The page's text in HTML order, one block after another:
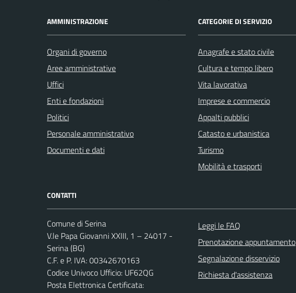
AMMINISTRAZIONE
Organi di governo
Aree amministrative
Uffici
Enti e fondazioni
Politici
Personale amministrativo
Documenti e dati
CATEGORIE DI SERVIZIO
Anagrafe e stato civile
Cultura e tempo libero
Vita lavorativa
Imprese e commercio
Appalti pubblici
Catasto e urbanistica
Turismo
Mobilità e trasporti
CONTATTI
Comune di Serina
V.le Papa Giovanni XXIII, 1 – 24017 -
Serina (BG)
C.F. e P. IVA: 00342670163
Codice Univoco Ufficio: UF62QG
Posta Elettronica Certificata:
Leggi le FAQ
Prenotazione appuntamento
Segnalazione disservizio
Richiesta d'assistenza